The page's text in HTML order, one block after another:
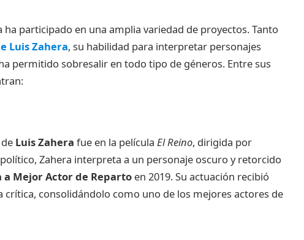
participado en una amplia variedad de proyectos. Tanto
Luis Zahera, su habilidad para interpretar personajes
permitido sobresalir en todo tipo de géneros. Entre sus
Luis Zahera fue en la película El Reino, dirigida por
Zahera interpreta a un personaje oscuro y retorcido
a Mejor Actor de Repartoen 2019. Su actuación recibió
consolidándolo como uno de los mejores actores de